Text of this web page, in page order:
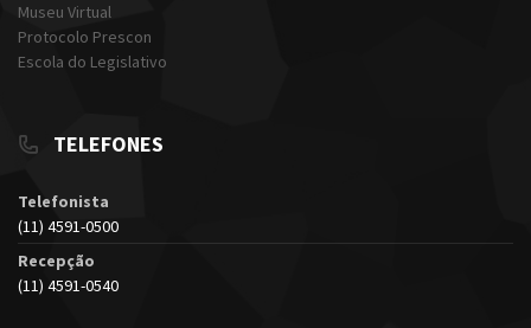
Museu Virtual
Protocolo Prescon
Escola do Legislativo
TELEFONES
Telefonista
(11) 4591-0500
Recepção
(11) 4591-0540